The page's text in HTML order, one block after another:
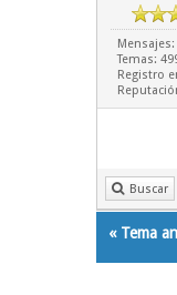
Mensajes:
Temas:
Registro
Buscar
« Tema